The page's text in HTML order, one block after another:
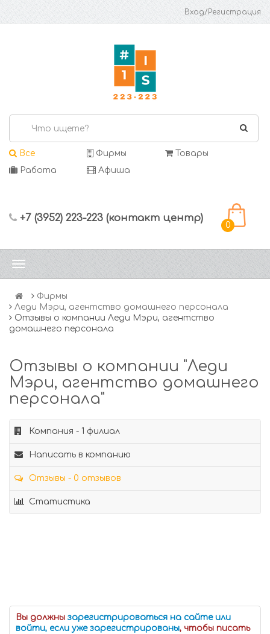
Вход/Регистрация
Все Фирмы
Товары
Работа
Афиша
+7 (3952) 223-223 (контакт центр)
0
Фирмы
Леди Мэри, агентство домашнего персонала
Отзывы о компании Леди Мэри, агентство
домашнего персонала
Отзывы о компании "Леди
Мэри, агентство домашнего
персонала"
Компания - 1 филиал
Написать в компанию
Отзывы - 0 отзывов
Статистика
Вы должны зарегистрироваться на сайте или
войти, если уже зарегистрированы, чтобы писать